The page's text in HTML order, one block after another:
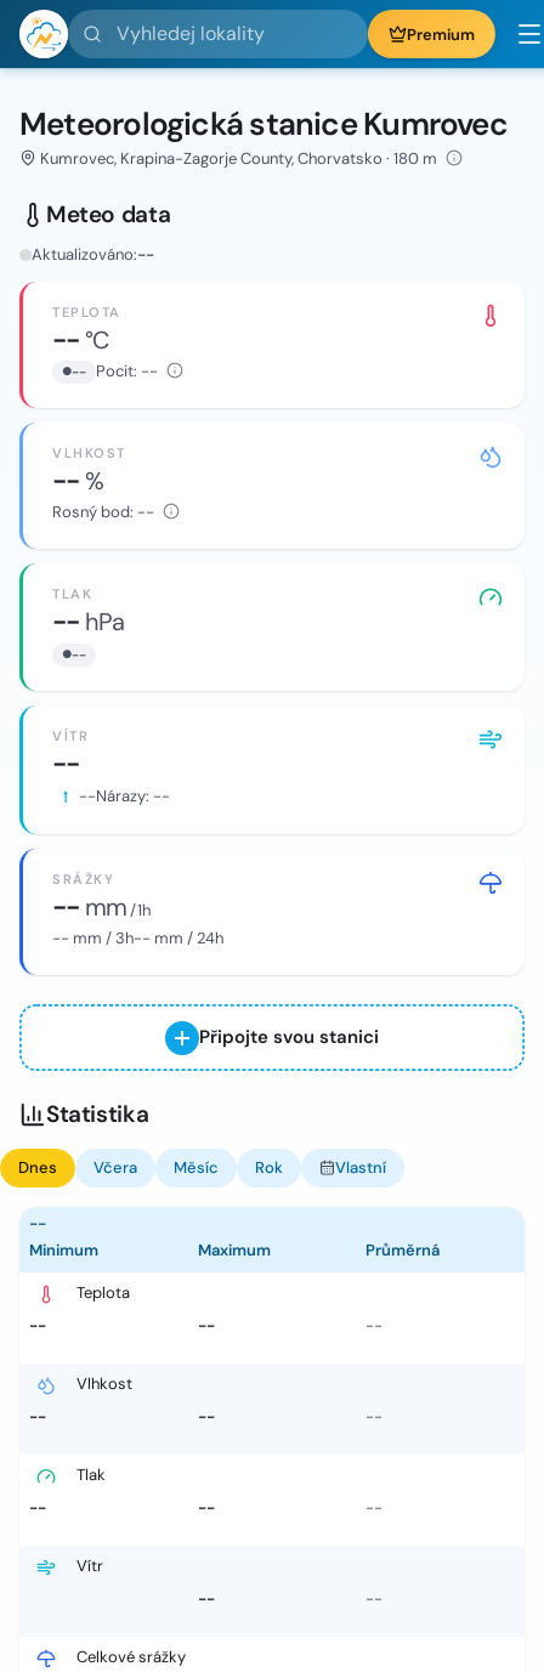
Vyhledej lokality Premium
Meteorologická stanice Kumrovec
Kumrovec, Krapina-Zagorje County, Chorvatsko · 180 m
Meteo data
Aktualizováno:--
TEPLOTA
--°C
-- Pocit: --
VLHKOST
--%
Rosný bod: --
TLAK
-- hPa
--
VÍTR
--
--Nárazy: --
SRÁŽKY
-- mm/ 1h
-- mm / 3h-- mm / 24h
Připojte svou stanici
Statistika
Dnes Včera Měsíc Rok Vlastní
--
Minimum
Maximum Průměrná
Teplota
--
-- --
Vlhkost
--
-- --
Tlak
--
-- --
Vítr
--
--
Celkové srážky